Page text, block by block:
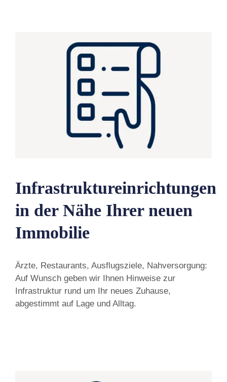
Infrastruktureinrichtungen
in der Nähe Ihrer neuen
Immobilie
Ärzte, Restaurants, Ausflugsziele, Nahversorgung:
Auf Wunsch geben wir Ihnen Hinweise zur
Infrastruktur rund um Ihr neues Zuhause,
abgestimmt auf Lage und Alltag.